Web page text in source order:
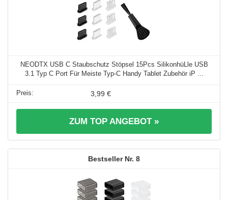
NEODTX USB C Staubschutz Stöpsel 15Pcs SilikonhüLle USB
3.1 Typ C Port Für Meiste Typ-C Handy Tablet Zubehör iP ...
3,99 €
ZUM TOP ANGEBOT »
8